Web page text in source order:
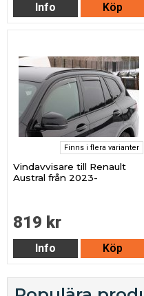
Info Köp
Finns i flera varianter
Vindavvisare till Renault
Austral från 2023-
819 kr
Info Köp